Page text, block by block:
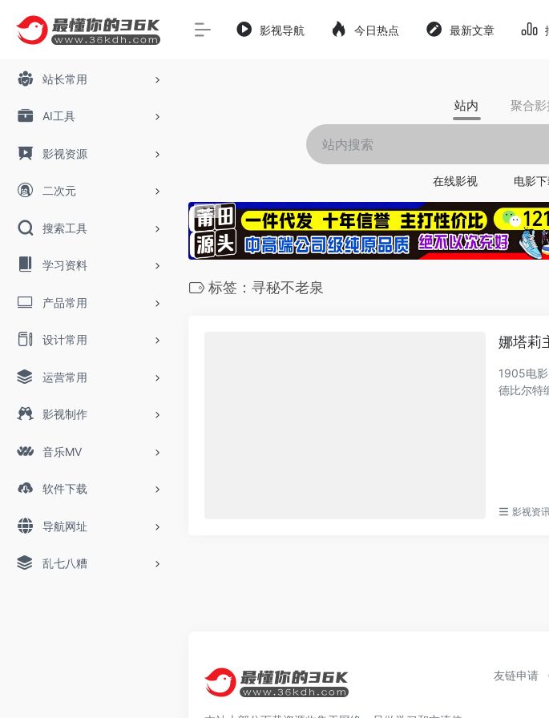
站长常用
AI工具
影视资源
二次元
搜索工具
学习资料
产品常用
设计常用
运营常用
影视制作
音乐MV
软件下载
导航网址
乱七八糟
影视导航 今日热点 最新文章
站内 聚合影
在线影视 电影
标签：寻秘不老泉
娜塔莉
1905电
德比尔特
影视资
友链申请